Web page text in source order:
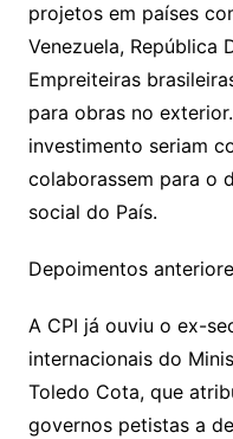
projetos em países
Venezuela, República
Empreiteiras
para obras no
investimento seriam
colaborassem para o
social do País.
Depoimentos
A CPI já ouviu o ex-
internacionais do
Toledo Cota, que
governos petistas a